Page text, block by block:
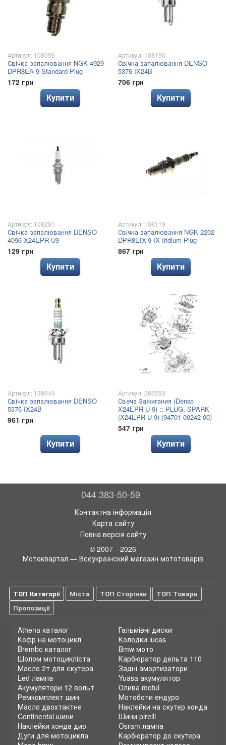
Артикул: 108056
Свічка запалювання NGK 4929
DPR8EA-9 Standard Plug
172 грн
Купити
Артикул: 108190
Свічка запалювання DENSO
5376 IX24B
706 грн
Купити
Артикул: 108281
Свічка запалювання DENSO
4096 X24EPR-U9
129 грн
Купити
Артикул: 108119
Свічка запалювання NGK 2202
DPR8EIX-9 IX Iridium Plug
867 грн
Купити
Артикул: 138645
Свічка запалювання DENSO
5376 IX24B
961 грн
Купити
Артикул: 266293
Свеча Зажигания (Denso
X24EPR-U-9) :: PLUG, SPARK
(X24EPR-U-9) (94701-00242-00)
547 грн
Купити
044 383-50-59
Контактна інформація
Карта сайту
Повна версія сайту
© 2007—2026
Мотоквартал — Всеукраїнский магазин мототоварів
ТОП Категорії Міста ТОП Сторінки
ТОП Товари
Пропозиції
Athena каталог
Кофр на мотоцикл
Brembo каталог
Шолом мотоцикліста
Масло 2т для скутера
Led лампа
Акумулятори 12 вольт
Ремкомплект шин
Гальмівні диски
Колодки lucas
Bmw мото
Карбюратор дельта 110
Задні амортизатори
Yuasa акумулятор
Олива motul
Мотоботи ендуро
Масло двохтактне
Continental шини
Наклейки хонда дио
Дуги для мотоцикла
Наклейки на скутер хонда
Шини pirelli
Osram лампа
Карбюратор до скутера